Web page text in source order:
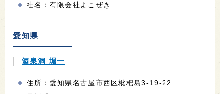
社名：有限会社よこぜき
愛知県
酒泉洞 堀一
住所：愛知県名古屋市西区枇杷島3-19-22